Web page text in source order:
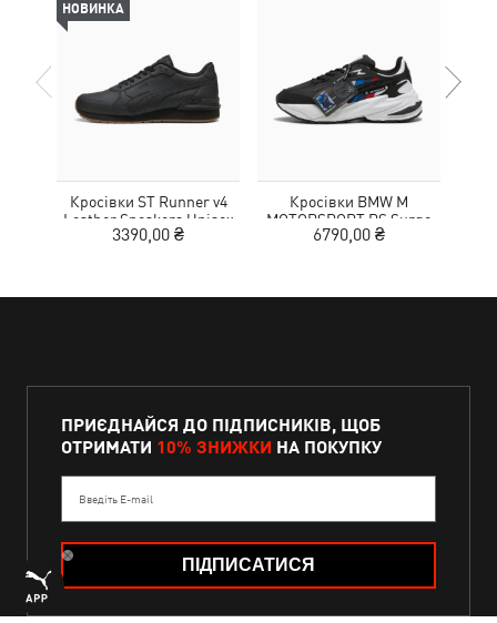
НОВИНКА
Кросівки ST Runner v4
Leather Sneakers Unisex
3390,00 ₴
Кросівки BMW M
MOTORSPORT RS Surge
Sneakers Unisex
6790,00 ₴
ПРИЄДНАЙСЯ ДО ПІДПИСНИКІВ, ЩОБ
ОТРИМАТИ 10% ЗНИЖКИ НА ПОКУПКУ
Введіть E-mail
ПІДПИСАТИСЯ